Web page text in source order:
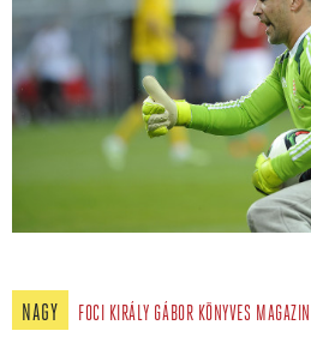
NAGY FOCI KIRÁLY GÁBOR KÖNYVES MAGAZIN